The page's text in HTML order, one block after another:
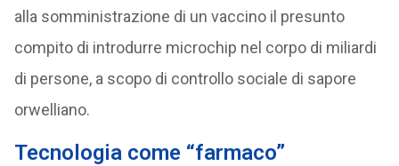
alla somministrazione di un vaccino il presunto
compito di introdurre microchip nel corpo di miliardi
di persone, a scopo di controllo sociale di sapore
orwelliano.
Tecnologia come “farmaco”